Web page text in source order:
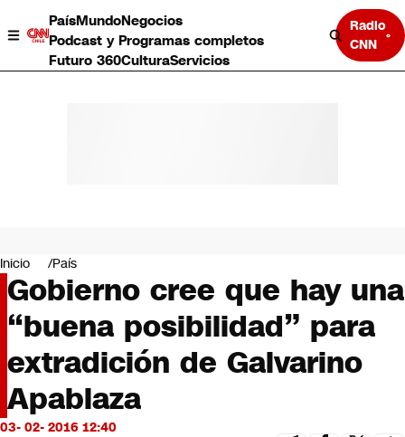
PaísMundoNegocios
Podcast y Programas completos
Futuro 360CulturaServicios
Radio
CNN
Negocios
Deportes
Programas completos
Cultura
Servicios
Bits
CNN tiempo
Futuro 360
Inicio País
Gobierno cree que hay una
“buena posibilidad” para
extradición de Galvarino
Apablaza
03- 02- 2016 12:40